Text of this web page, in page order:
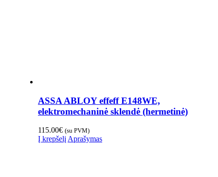
ASSA ABLOY effeff E148WE,
elektromechaninė sklendė (hermetinė)
115.00€ (su PVM)
Į krepšelį Aprašymas